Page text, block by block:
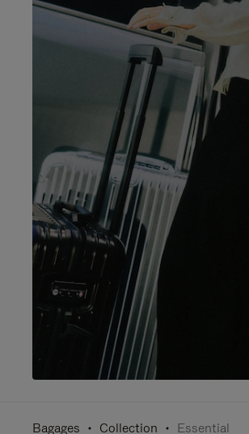
Bagages Collection Essential